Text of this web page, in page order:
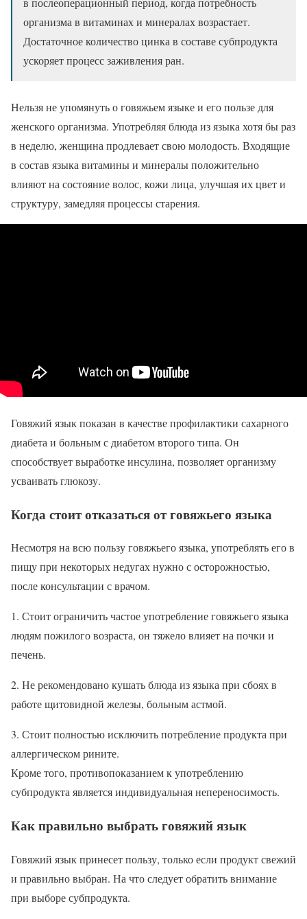
организма в витаминах и минералах возрастает.
Достаточное количество цинка в составе субпродукта
ускоряет процесс заживления ран.
Нельзя не упомянуть о говяжьем языке и его пользе для
женского организма. Употребляя блюда из языка хотя бы раз
в неделю, женщина продлевает свою молодость. Входящие
в состав языка витамины и минералы положительно
влияют на состояние волос, кожи лица, улучшая их цвет и
структуру, замедляя процессы старения.
Говяжий язык показан в качестве профилактики сахарного
диабета и больным с диабетом второго типа. Он
способствует выработке инсулина, позволяет организму
усваивать глюкозу.
Когда стоит отказаться от говяжьего языка
Несмотря на всю пользу говяжьего языка, употреблять его в
пищу при некоторых недугах нужно с осторожностью,
после консультации с врачом.
1. Стоит ограничить частое употребление говяжьего языка
людям пожилого возраста, он тяжело влияет на почки и
печень.
2. Не рекомендовано кушать блюда из языка при сбоях в
работе щитовидной железы, больным астмой.
3. Стоит полностью исключить потребление продукта при
аллергическом рините.
Кроме того, противопоказанием к употреблению
субпродукта является индивидуальная непереносимость.
Как правильно выбрать говяжий язык
Говяжий язык принесет пользу, только если продукт свежий
и правильно выбран. На что следует обратить внимание
при выборе субпродукта.